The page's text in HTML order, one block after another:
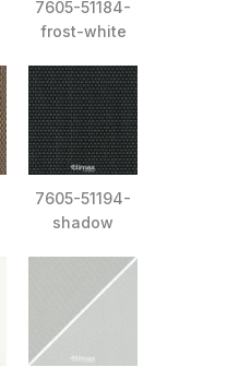
7605-51184-
frost-white
7605-51194-
shadow